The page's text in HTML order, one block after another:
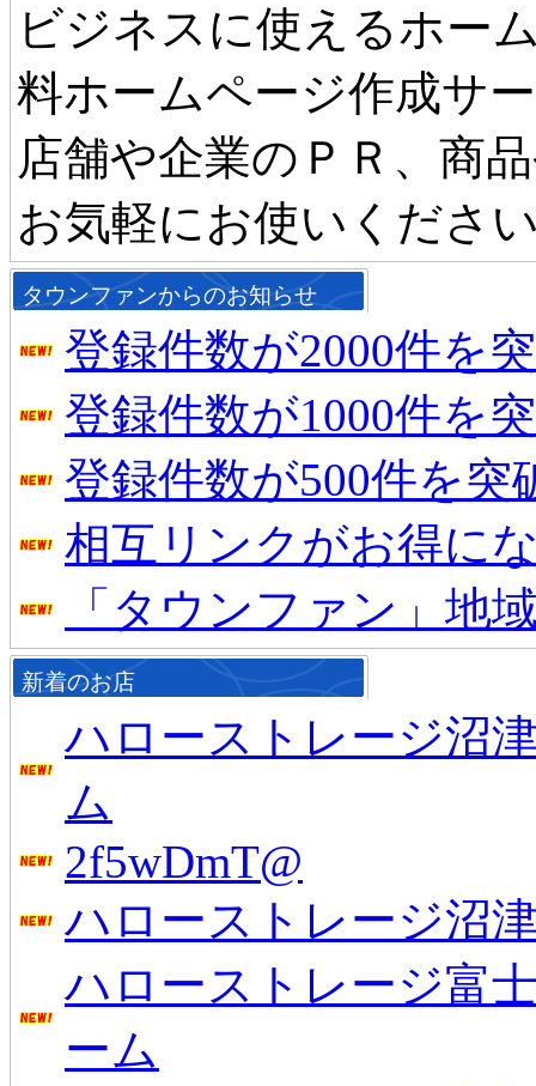
ビジネスに使えるホー
料ホームページ作成サ
店舗や企業のＰＲ、商
お気軽にお使いくださ
タウンファンからのお知らせ
登録件数が2000件を
登録件数が1000件を
登録件数が500件を突
相互リンクがお得に
「タウンファン」地
新着のお店
ハローストレージ沼
ム
2f5wDmT@
ハローストレージ沼
ハローストレージ富
ーム